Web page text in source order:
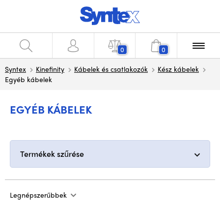
0 0
Syntex Kinefinity Kábelek és csatlakozók
Kész kábelek
Egyéb kábelek
EGYÉB KÁBELEK
Termékek szűrése
Legnépszerűbbek